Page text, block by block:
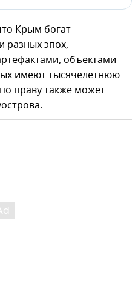
Крым богат
разных эпох,
объектами
имеют тысячелетнюю
праву также может